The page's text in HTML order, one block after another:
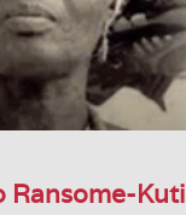
Ransome-Kuti